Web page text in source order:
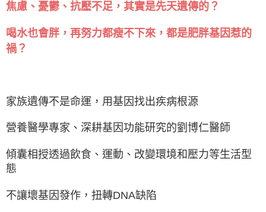
焦慮、憂鬱、抗壓不足，其實是先天遺傳的？
喝水也會胖，再努力都瘦不下來，都是肥胖基因惹的
禍？
家族遺傳不是命運，用基因找出疾病根源
營養醫學專家、深耕基因功能研究的劉博仁醫師
傾囊相授透過飲食、運動、改變環境和壓力等生活型
態
不讓壞基因發作，扭轉DNA缺陷